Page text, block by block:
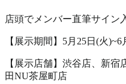
店頭でメンバー直筆サイン
【展示期間】5月25日(火)~6
【展示店舗】渋谷店、新
田NU茶屋町店